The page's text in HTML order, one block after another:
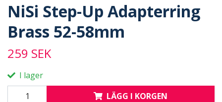
NiSi Step-Up Adapterring
Brass 52-58mm
259 SEK
I lager
LÄGG I KORGEN